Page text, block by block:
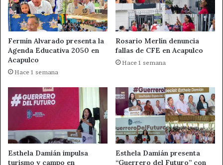
Fermín Alvarado presenta la
Agenda Educativa 2050 en
Acapulco
Hace 1 semana
Rosario Merlín denuncia
fallas de CFE en Acapulco
Hace 1 semana
Esthela Damián impulsa
turismo y campo en
Esthela Damián presenta
“Guerrero del Futuro” con